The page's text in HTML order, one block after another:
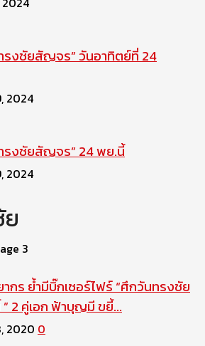
รงชัยสัญจร” วันอาทิตย์ที่ 24
2024
รงชัยสัญจร” 24 พย.นี้
2024
3
ากร ย้ำมีบิ๊กเซอร์ไฟร์ “ศึกวันทรงชัย
2 คู่เอก ฟ้าบุญมี ขยี้...
2020 0